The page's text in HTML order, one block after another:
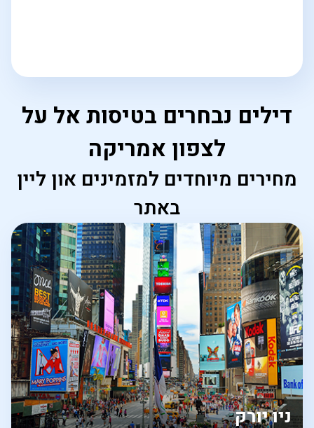
דילים נבחרים בטיסות אל על
לצפון אמריקה
מחירים מיוחדים למזמינים און ליין
באתר
ניו יורק